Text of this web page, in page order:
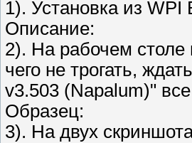
1). Установка из WPI
Описание:
2). На рабочем столе
чего не трогать,
v3.503 (Napalum)"
Образец:
3). На двух